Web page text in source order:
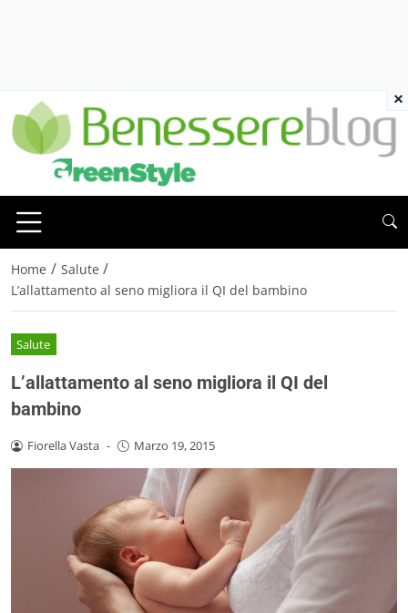
Home / Salute /
L’allattamento al seno migliora il QI del bambino
Salute
L’allattamento al seno migliora il QI del
bambino
Fiorella Vasta - Marzo 19, 2015
×